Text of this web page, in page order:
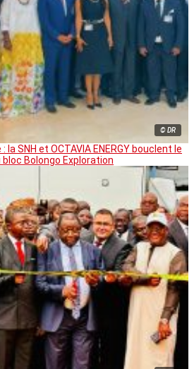
© DR
la SNH et OCTAVIA ENERGY bouclent le
bloc Bolongo Exploration